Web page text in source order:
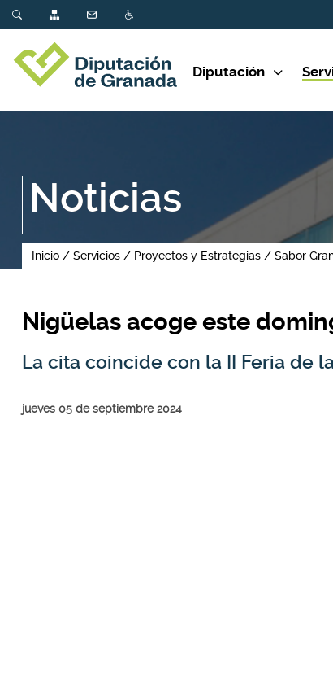
Diputación
Noticias
Inicio Servicios Proyectos y Estrategias Sabor
Nigüelas acoge este
La cita coincide con la II Feria de
jueves 05 de septiembre 2024